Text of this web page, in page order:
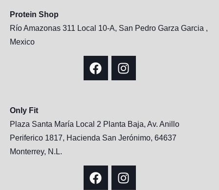
Protein Shop
Río Amazonas 311 Local 10-A, San Pedro Garza Garcia ,
Mexico
Only Fit
Plaza Santa María Local 2 Planta Baja, Av. Anillo
Periferico 1817, Hacienda San Jerónimo, 64637
Monterrey, N.L.